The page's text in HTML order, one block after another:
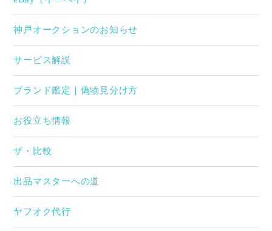
神戸オークションのお知らせ
サービス解説
ブランド鑑定｜偽物見分け方
お役立ち情報
ザ・比較
出品マスターへの道
ヤフオク代行